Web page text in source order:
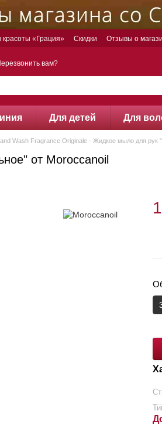
красоты «Грация» Скидки Отзывы о
вам?
Для детей Для
Wash Fragrance Originale - Жидкое мыло для рук
от Moroccanoil